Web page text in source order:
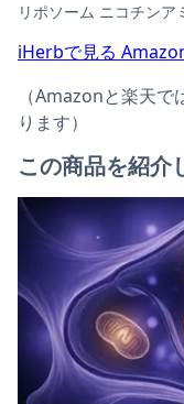
リポソーム ニコチン
iHerbで見る
（Amazonと楽天
ります）
この商品を紹介